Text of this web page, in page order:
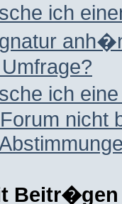
ich
ich
nicht